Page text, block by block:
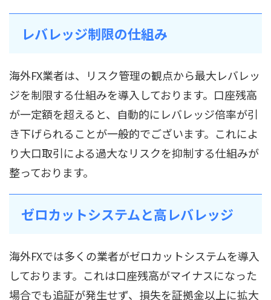
レバレッジ制限の仕組み
海外FX業者は、リスク管理の観点から最大レバレッ
ジを制限する仕組みを導入しております。口座残高
が一定額を超えると、自動的にレバレッジ倍率が引
き下げられることが一般的でございます。これによ
り大口取引による過大なリスクを抑制する仕組みが
整っております。
ゼロカットシステムと高レバレッジ
海外FXでは多くの業者がゼロカットシステムを導入
しております。これは口座残高がマイナスになった
場合でも追証が発生せず、損失を証拠金以上に拡大